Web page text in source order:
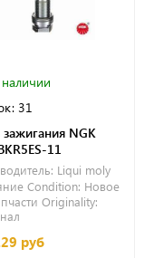
наличии
31
NGK
11
Liqui moly
Condition: Новое
Originality:
руб